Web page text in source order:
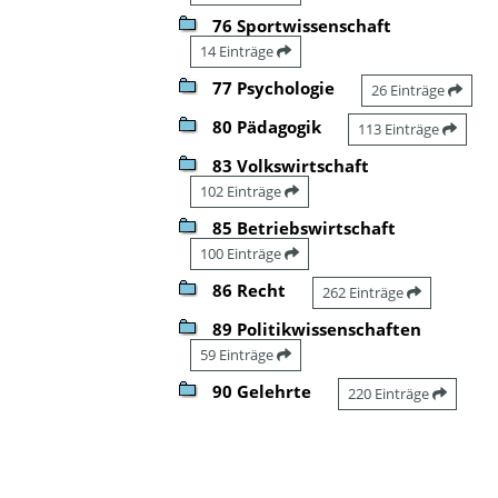
76 Sportwissenschaft
14 Einträge
77 Psychologie 26 Einträge
80 Pädagogik 113 Einträge
83 Volkswirtschaft
102 Einträge
85 Betriebswirtschaft
100 Einträge
86 Recht 262 Einträge
89 Politikwissenschaften
59 Einträge
90 Gelehrte 220 Einträge